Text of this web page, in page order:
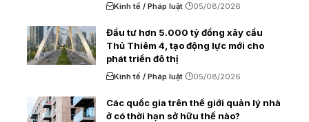
Kinh tế / Pháp luật 05/08/2026
Đầu tư hơn 5.000 tỷ đồng xây cầu
Thủ Thiêm 4, tạo động lực mới cho
phát triển đô thị
Kinh tế / Pháp luật 05/08/2026
Các quốc gia trên thế giới quản lý nhà
ở có thời hạn sở hữu thế nào?